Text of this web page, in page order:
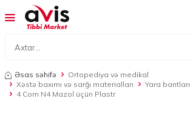
Əsas səhifə
Ortopediya və medikal
Xəstə baxımı və sarğı materialları
Yara bantları
4 Corn N4 Mazol üçün Plastr